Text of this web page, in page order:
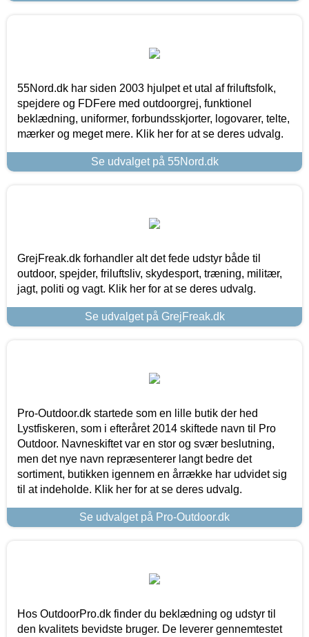
55Nord.dk har siden 2003 hjulpet et utal af friluftsfolk,
spejdere og FDFere med outdoorgrej, funktionel
beklædning, uniformer, forbundsskjorter, logovarer, telte,
mærker og meget mere. Klik her for at se deres udvalg.
Se udvalget på 55Nord.dk
GrejFreak.dk forhandler alt det fede udstyr både til
outdoor, spejder, friluftsliv, skydesport, træning, militær,
jagt, politi og vagt. Klik her for at se deres udvalg.
Se udvalget på GrejFreak.dk
Pro-Outdoor.dk startede som en lille butik der hed
Lystfiskeren, som i efteråret 2014 skiftede navn til Pro
Outdoor. Navneskiftet var en stor og svær beslutning,
men det nye navn repræsenterer langt bedre det
sortiment, butikken igennem en årrække har udvidet sig
til at indeholde. Klik her for at se deres udvalg.
Se udvalget på Pro-Outdoor.dk
Hos OutdoorPro.dk finder du beklædning og udstyr til
den kvalitets bevidste bruger. De leverer gennemtestet